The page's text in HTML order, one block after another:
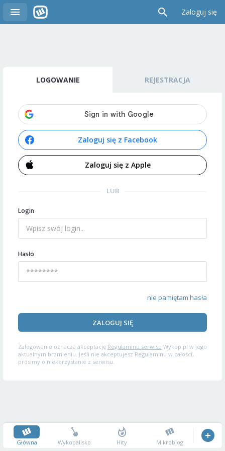
Zaloguj się
LOGOWANIE REJESTRACJA
Zaloguj się z Facebook
Zaloguj się z Apple
LUB
Login
Hasło
nie pamiętam hasła
ZALOGUJ SIĘ
Zalogowanie oznacza akceptację Regulaminu serwisu Wykop.pl w jego
aktualnym brzmieniu. Jeśli nie akceptujesz Regulaminu w całości,
prosimy o niekorzystanie z serwisu.
Główna Wykopalisko Hity Mikroblog